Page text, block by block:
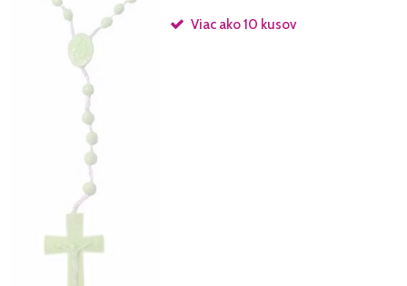
Viac ako 10 kusov